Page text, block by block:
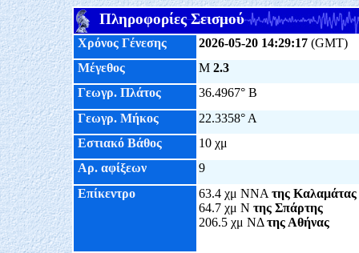
Πληροφορίες Σεισμού
Χρόνος Γένεσης 2026-05-20 14:29:17 (GMT)
Μέγεθος
M 2.3
Γεωγρ. Πλάτος
36.4967° Β
Γεωγρ. Μήκος
22.3358° Α
Εστιακό Βάθος
10 χμ
Αρ. αφίξεων
9
Επίκεντρο
63.4 χμ ΝΝΑ της Καλαμάτας
64.7 χμ Ν της Σπάρτης
206.5 χμ ΝΔτης Αθήνας